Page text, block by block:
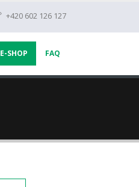
+420 602 126 127
E-SHOP FAQ